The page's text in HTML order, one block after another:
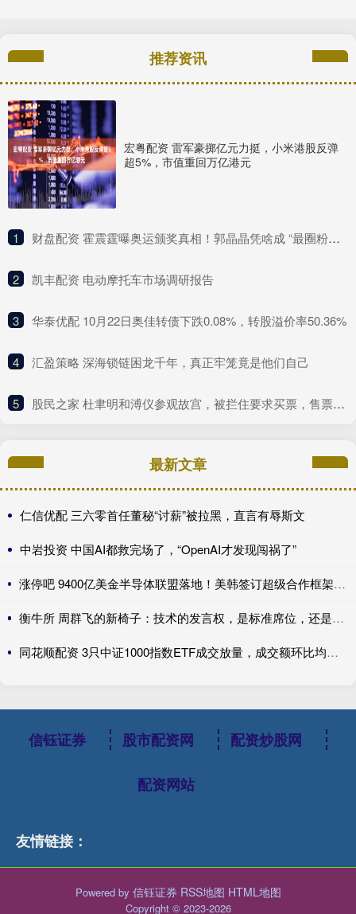
推荐资讯
宏粤配资 雷军豪掷亿元力挺，小米港股反弹
超5%，市值重回万亿港元
1 ​财盘配资 霍震霆曝奥运颁奖真相！郭晶晶凭啥成 “最圈粉豪门媳妇”？
2 ​凯丰配资 电动摩托车市场调研报告
3 ​华泰优配 10月22日奥佳转债下跌0.08%，转股溢价率50.36%
4 ​汇盈策略 深海锁链困龙千年，真正牢笼竟是他们自己
5 ​股民之家 杜聿明和溥仪参观故宫，被拦住要求买票，售票员：溥仪在也不行
最新文章
仁信优配 三六零首任董秘“讨薪”被拉黑，直言有辱斯文
中岩投资 中国AI都救完场了，“OpenAI才发现闯祸了”
涨停吧 9400亿美金半导体联盟落地！美韩签订超级合作框架，全球AI产业链迎来格局重写
衡牛所 周群飞的新椅子：技术的发言权，是标准席位，还是良率刻度？
同花顺配资 3只中证1000指数ETF成交放量，成交额环比均增加超亿元
信钰证券 股市配资网 配资炒股网
配资网站
友情链接：
Powered by 信钰证券 RSS地图 HTML地图
Copyright © 2023-2026